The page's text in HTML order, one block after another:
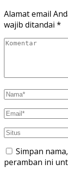
Alamat email
wajib ditandai *
Simpan
peramban ini